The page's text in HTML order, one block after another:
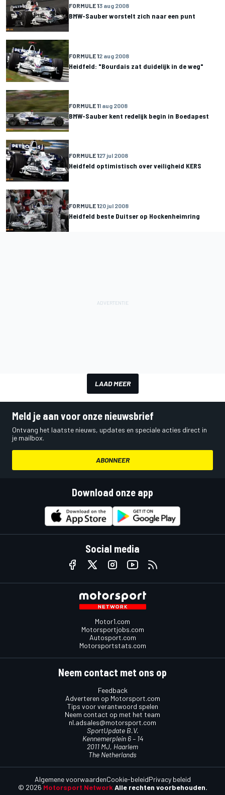
FORMULE 13 aug 2008
BMW-Sauber worstelt zich naar een punt
FORMULE 12 aug 2008
Heidfeld: "Bourdais zat duidelijk in de weg"
FORMULE 11 aug 2008
BMW-Sauber kent redelijk begin in Boedapest
FORMULE 127 jul 2008
Heidfeld optimistisch over veiligheid KERS
FORMULE 120 jul 2008
Heidfeld beste Duitser op Hockenheimring
LAAD MEER
Meld je aan voor onze nieuwsbrief
Ontvang het laatste nieuws, updates en speciale acties direct in
je mailbox.
ABONNEER
Download onze app
Social media
Motor1.com
Motorsportjobs.com
Autosport.com
Motorsportstats.com
Neem contact met ons op
Feedback
Adverteren op Motorsport.com
Tips voor verantwoord spelen
Neem contact op met het team
nl.adsales@motorsport.com
SportUpdate B.V.
Kennemerplein 6 – 14
2011 MJ, Haarlem
The Netherlands
© 2026 Motorsport Network Alle rechten voorbehouden.
Algemene voorwaardenCookie-beleidPrivacy beleid